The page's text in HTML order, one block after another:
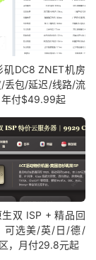
矶DC8 ZNET机房
丢包/延迟/线路/流
年付$49.99起
生双 ISP + 精品回
可选美/英/日/德/
，月付29.8元起